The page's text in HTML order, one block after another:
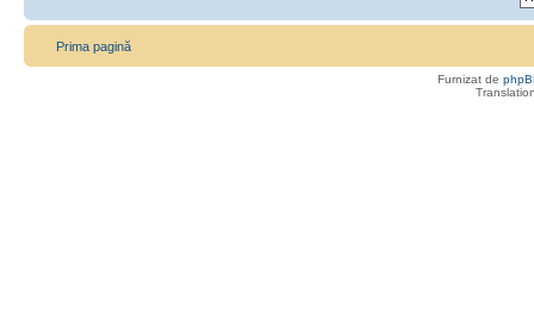
Prima pagină
Furnizat de